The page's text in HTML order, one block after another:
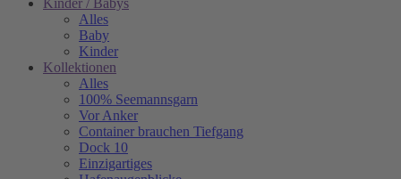
Kinder / Babys
Alles
Baby
Kinder
Kollektionen
Alles
100% Seemannsgarn
Vor Anker
Container brauchen Tiefgang
Dock 10
Einzigartiges